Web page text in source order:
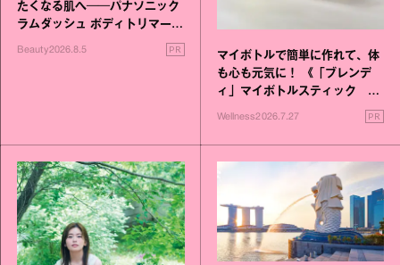
たくなる肌へ──パナソニック
ラムダッシュ ボディトリマーが
Beauty2026.8.5 PR
マイボトルで簡単に作れて、体
も心も元気に！ 《「ブレンデ
ィ」マイボトルスティック い
いこと毎日》シリーズが誕生
Wellness2026.7.27 PR